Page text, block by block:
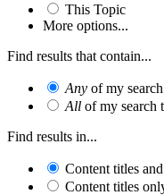
This Topic
More options...
Find results that contain...
Any of my
All of my search
Find results in...
Content titles
Content titles